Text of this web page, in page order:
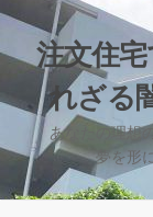
コ
テ
ン
へ
キ
注文住
れざる
あなたの理想
夢を形